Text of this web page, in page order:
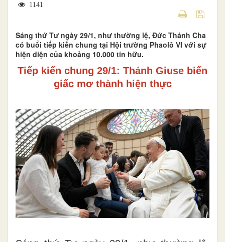
1141
Sáng thứ Tư ngày 29/1, như thường lệ, Đức Thánh Cha
có buổi tiếp kiến chung tại Hội trường Phaolô VI với sự
hiện diện của khoảng 10.000 tín hữu.
Tiếp kiến chung 29/1: Thánh Giuse biến
giấc mơ thành hiện thực